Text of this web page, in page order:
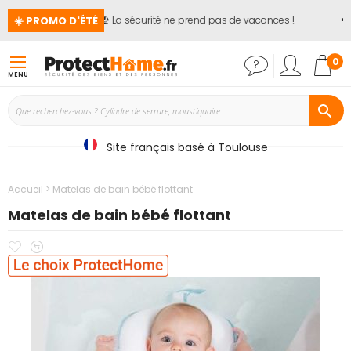
☀️ PROMO D'ÉTÉ🏖️ La sécurité ne prend pas de vacances ! 📢
MENU
0
Site français basé à Toulouse
Accueil Matelas de bain bébé flottant
Matelas de bain bébé flottant
Ajouter
à
mes
au
comparateur
Passer
à